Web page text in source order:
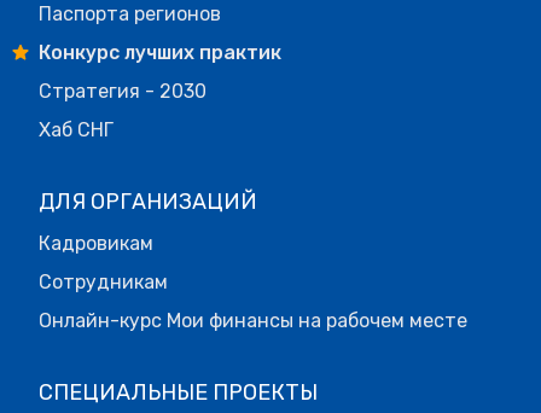
Паспорта регионов
Конкурс лучших практик
Стратегия - 2030
Хаб СНГ
ДЛЯ ОРГАНИЗАЦИЙ
Кадровикам
Сотрудникам
Онлайн-курс Мои финансы на рабочем месте
СПЕЦИАЛЬНЫЕ ПРОЕКТЫ